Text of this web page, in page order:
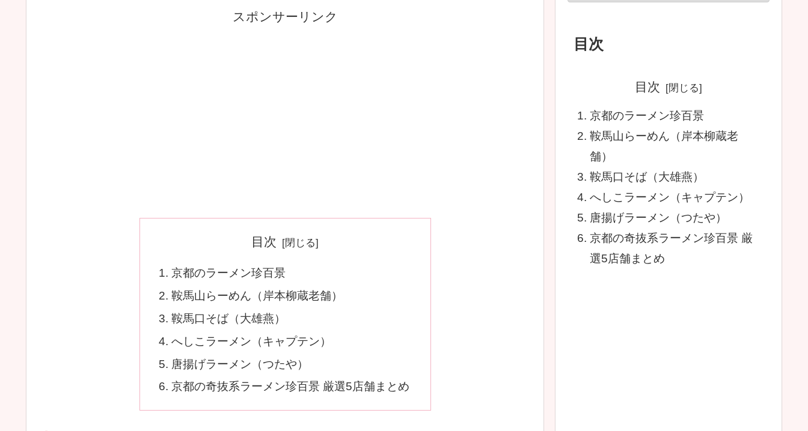
スポンサーリンク
目次
京都のラーメン珍百景
鞍馬山らーめん（岸本柳蔵老舗）
鞍馬口そば（大雄燕）
へしこラーメン（キャプテン）
唐揚げラーメン（つたや）
京都の奇抜系ラーメン珍百景 厳選5店舗まとめ
目次
目次
京都のラーメン珍百景
鞍馬山らーめん（岸本柳蔵老
舗）
鞍馬口そば（大雄燕）
へしこラーメン（キャプテン）
唐揚げラーメン（つたや）
京都の奇抜系ラーメン珍百景 厳
選5店舗まとめ